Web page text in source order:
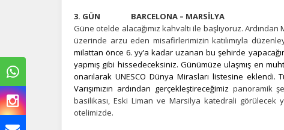
3. GÜN BARCELONA – MARSİLYA
Güne otelde alacağımız kahvaltı ile başlıyoruz.
üzerinde arzu eden misafirlerimizin katılımıyla
milattan önce 6. yy’a kadar uzanan bu şehirde
yapmış gibi hissedeceksiniz. Günümüze ulaşmış en
onarılarak UNESCO Dünya Mirasları listesine eklendi.
Varışımızın ardından gerçekleştireceğimiz panoramik
basilikası, Eski Liman ve Marsilya katedrali görülecek
otelimizde.